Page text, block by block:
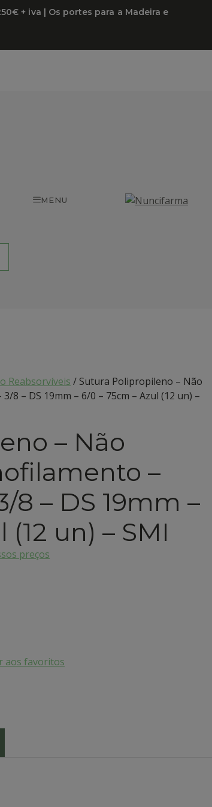
+ iva | Os portes para a Madeira e
MENU
Reabsorvíveis / Sutura Polipropileno – Não
8 – DS 19mm – 6/0 – 75cm – Azul (12 un) –
– Não
–
8 – DS 19mm –
un) – SMI
preços
aos favoritos
Polipropileno